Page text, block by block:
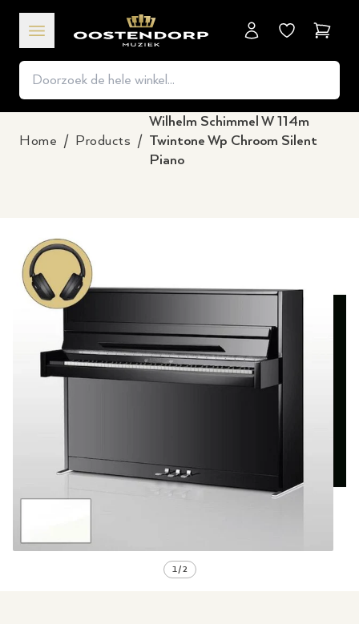
Home / Products /
Wilhelm Schimmel W 114m
Twintone Wp Chroom Silent
Piano
1/2